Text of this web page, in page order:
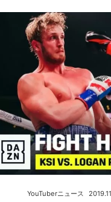
YouTuberニュース